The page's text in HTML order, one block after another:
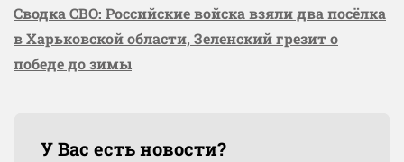
Сводка СВО: Российские войска взяли два посёлка
в Харьковской области, Зеленский грезит о
победе до зимы
У Вас есть новости?